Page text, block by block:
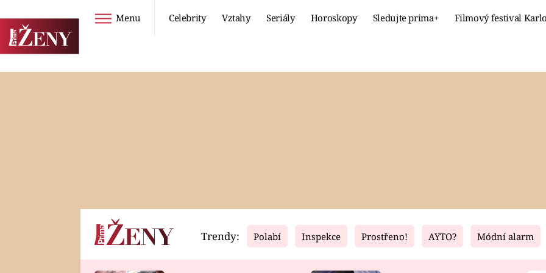
Menu Celebrity Vztahy Seriály Horoskopy Sledujte prima+ Filmový festival
Horoskopy Video Fresh Living
Trendy: Polabí Inspekce Prostřeno! AYTO? Módní alarm